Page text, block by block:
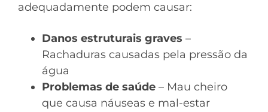
adequadamente podem causar:
Danos estruturais graves –
Rachaduras causadas pela pressão da
água
Problemas de saúde – Mau cheiro
que causa náuseas e mal-estar